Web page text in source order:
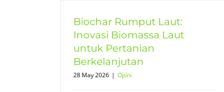
Biochar Rumput Laut:
Inovasi Biomassa Laut
untuk Pertanian
Berkelanjutan
28 May 2026 | Opini